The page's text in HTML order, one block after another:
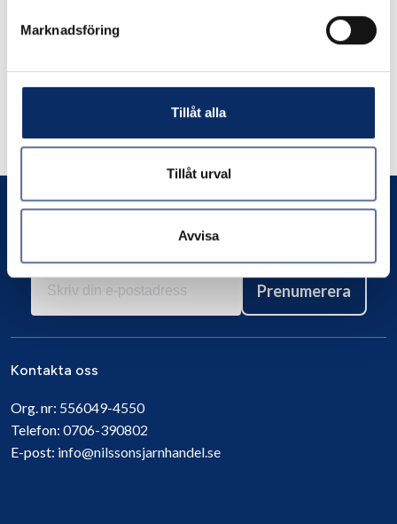
Marknadsföring
Tillåt alla
Tillåt urval
Avvisa
Liknande produkter
Andra har även tittat på
Prenumerera
Kontakta oss
Org. nr: 556049-4550
Telefon: 0706-390802
E-post: info@nilssonsjarnhandel.se